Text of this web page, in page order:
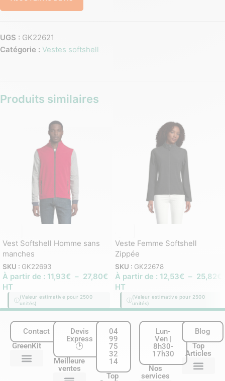
UGS : GK22621
Catégorie : Vestes softshell
Produits similaires
Vest Softshell Homme sans
manches
SKU : GK22693
À partir de : 11,93€ – 27,80€
HT
(Valeur estimative pour 2500
unités)
Veste Femme Softshell
Zippée
SKU : GK22678
À partir de : 12,53€ – 25,82
HT
(Valeur estimative pour 2500
unités)
Contact
GreenKit
Devis
Express
🕑
Meilleure
ventes
04
99
75
32
14
Top
Lun-
Ven |
8h30-
17h30
Nos
services
Blog
Top
Articles